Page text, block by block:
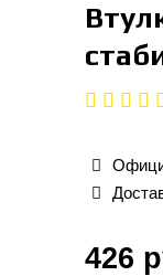
426